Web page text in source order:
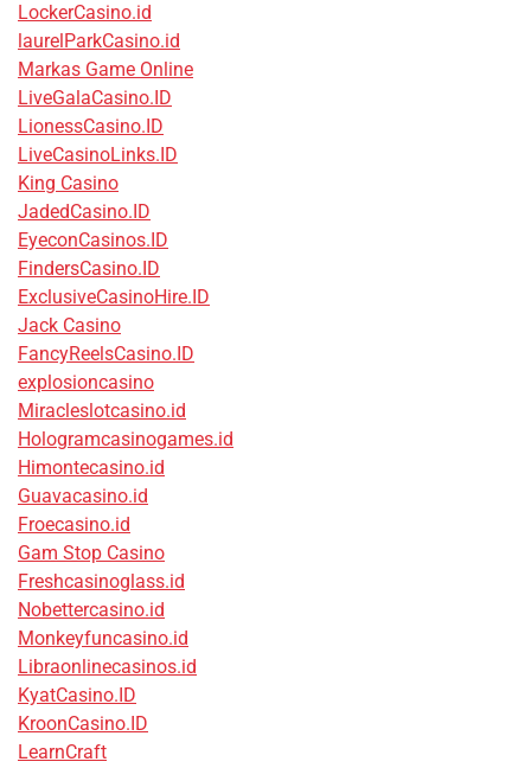
LockerCasino.id
laurelParkCasino.id
Markas Game Online
LiveGalaCasino.ID
LionessCasino.ID
LiveCasinoLinks.ID
King Casino
JadedCasino.ID
EyeconCasinos.ID
FindersCasino.ID
ExclusiveCasinoHire.ID
Jack Casino
FancyReelsCasino.ID
explosioncasino
Miracleslotcasino.id
Hologramcasinogames.id
Himontecasino.id
Guavacasino.id
Froecasino.id
Gam Stop Casino
Freshcasinoglass.id
Nobettercasino.id
Monkeyfuncasino.id
Libraonlinecasinos.id
KyatCasino.ID
KroonCasino.ID
LearnCraft